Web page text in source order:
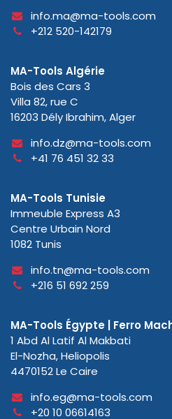
info.ma@ma-tools.com
+212 520-142179
MA-Tools Algérie
Bois des Cars 3
Villa 82, rue C
16203 Dély Ibrahim, Alger
info.dz@ma-tools.com
+41 76 451 32 33
MA-Tools Tunisie
Immeuble Express A3
Centre Urbain Nord
1082 Tunis
info.tn@ma-tools.com
+216 51 692 259
MA-Tools Égypte | Ferro
1 Abd Al Latif Al Makbati
El-Nozha, Heliopolis
4470152 Le Caire
info.eg@ma-tools.com
+20 10 06614163